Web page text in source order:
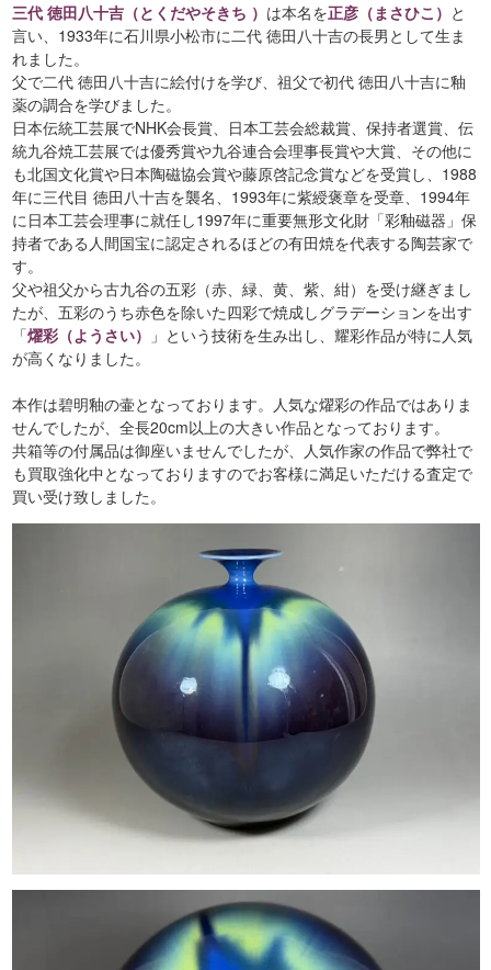
三代 徳田八十吉（とくだやそきち ） は本名を正彦（まさひこ） と
言い、1933年に石川県小松市に二代 徳田八十吉の長男として生ま
れました。
父で二代 徳田八十吉に絵付けを学び、祖父で初代 徳田八十吉に釉
薬の調合を学びました。
日本伝統工芸展でNHK会長賞、日本工芸会総裁賞、保持者選賞、伝
統九谷焼工芸展では優秀賞や九谷連合会理事長賞や大賞、その他に
も北国文化賞や日本陶磁協会賞や藤原啓記念賞などを受賞し、1988
年に三代目 徳田八十吉を襲名、1993年に紫綬褒章を受章、1994年
に日本工芸会理事に就任し1997年に重要無形文化財「彩釉磁器」保
持者である人間国宝に認定されるほどの有田焼を代表する陶芸家で
す。
父や祖父から古九谷の五彩（赤、緑、黄、紫、紺）を受け継ぎまし
たが、五彩のうち赤色を除いた四彩で焼成しグラデーションを出す
「燿彩（ようさい）
」という技術を生み出し、耀彩作品が特に人気
が高くなりました。
本作は碧明釉の壷となっております。人気な燿彩の作品ではありま
せんでしたが、全長20cm以上の大きい作品となっております。
共箱等の付属品は御座いませんでしたが、人気作家の作品で弊社で
も買取強化中となっておりますのでお客様に満足いただける査定で
買い受け致しました。